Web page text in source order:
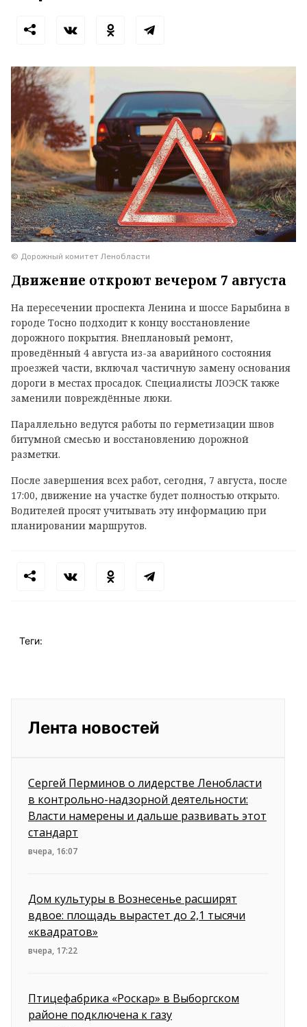
© Дорожный комитет Ленобласти
Движение откроют вечером 7 августа
На пересечении проспекта Ленина и шоссе Барыбина в
городе Тосно подходит к концу восстановление
дорожного покрытия. Внеплановый ремонт,
проведённый 4 августа из-за аварийного состояния
проезжей части, включал частичную замену основания
дороги в местах просадок. Специалисты ЛОЭСК также
заменили повреждённые люки.
Параллельно ведутся работы по герметизации швов
битумной смесью и восстановлению дорожной
разметки.
После завершения всех работ, сегодня, 7 августа, после
17:00, движение на участке будет полностью открыто.
Водителей просят учитывать эту информацию при
планировании маршрутов.
Теги:
Лента новостей
Сергей Перминов о лидерстве Ленобласти
в контрольно-надзорной деятельности:
Власти намерены и дальше развивать этот
стандарт
вчера, 16:07
Дом культуры в Вознесенье расширят
вдвое: площадь вырастет до 2,1 тысячи
«квадратов»
вчера, 17:22
Птицефабрика «Роскар» в Выборгском
районе подключена к газу